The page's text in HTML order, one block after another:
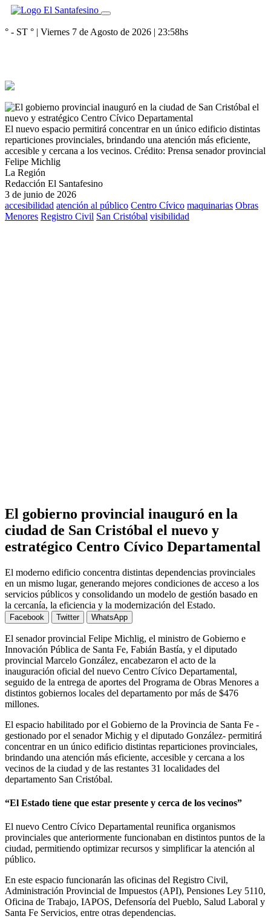
° - ST ° | Viernes 7 de Agosto de 2026 | 23:58hs
El nuevo espacio permitirá concentrar en un único edificio distintas
reparticiones provinciales, brindando una atención más eficiente,
accesible y cercana a los vecinos. Crédito: Prensa senador provincial
Felipe Michlig
La Región
Redacción El Santafesino
3 de junio de 2026
accesibilidad atención al público Centro Cívico maquinarias Obras
Menores Registro Civil San Cristóbal visibilidad
El gobierno provincial inauguró en la
ciudad de San Cristóbal el nuevo y
estratégico Centro Cívico Departamental
El moderno edificio concentra distintas dependencias provinciales
en un mismo lugar, generando mejores condiciones de acceso a los
servicios públicos y consolidando un modelo de gestión basado en
la cercanía, la eficiencia y la modernización del Estado.
Facebook Twitter WhatsApp
El senador provincial Felipe Michlig, el ministro de Gobierno e
Innovación Pública de Santa Fe, Fabián Bastía, y el diputado
provincial Marcelo González, encabezaron el acto de la
inauguración oficial del nuevo Centro Cívico Departamental,
seguido de la entrega de aportes del Programa de Obras Menores a
distintos gobiernos locales del departamento por más de $476
millones.
El espacio habilitado por el Gobierno de la Provincia de Santa Fe -
gestionado por el senador Michig y el diputado González- permitirá
concentrar en un único edificio distintas reparticiones provinciales,
brindando una atención más eficiente, accesible y cercana a los
vecinos de la ciudad y de las restantes 31 localidades del
departamento San Cristóbal.
“El Estado tiene que estar presente y cerca de los vecinos”
El nuevo Centro Cívico Departamental reunifica organismos
provinciales que anteriormente funcionaban en distintos puntos de la
ciudad, permitiendo optimizar recursos y simplificar la atención al
público.
En este espacio funcionarán las oficinas del Registro Civil,
Administración Provincial de Impuestos (API), Pensiones Ley 5110,
Oficina de Trabajo, IAPOS, Defensoría del Pueblo, Salud Laboral y
Santa Fe Servicios, entre otras dependencias.